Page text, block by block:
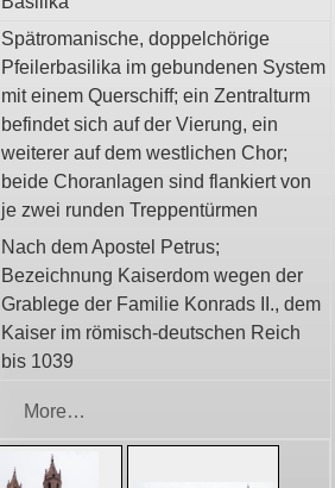
Spätromanische, doppelchörige
Pfeilerbasilika im gebundenen System
mit einem Querschiff; ein Zentralturm
befindet sich auf der Vierung, ein
weiterer auf dem westlichen Chor;
beide Choranlagen sind flankiert von
je zwei runden Treppentürmen
Nach dem Apostel Petrus;
Bezeichnung Kaiserdom wegen der
Grablege der Familie Konrads II., dem
Kaiser im römisch-deutschen Reich
bis 1039
More…